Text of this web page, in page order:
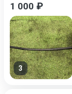
1 000 ₽
3